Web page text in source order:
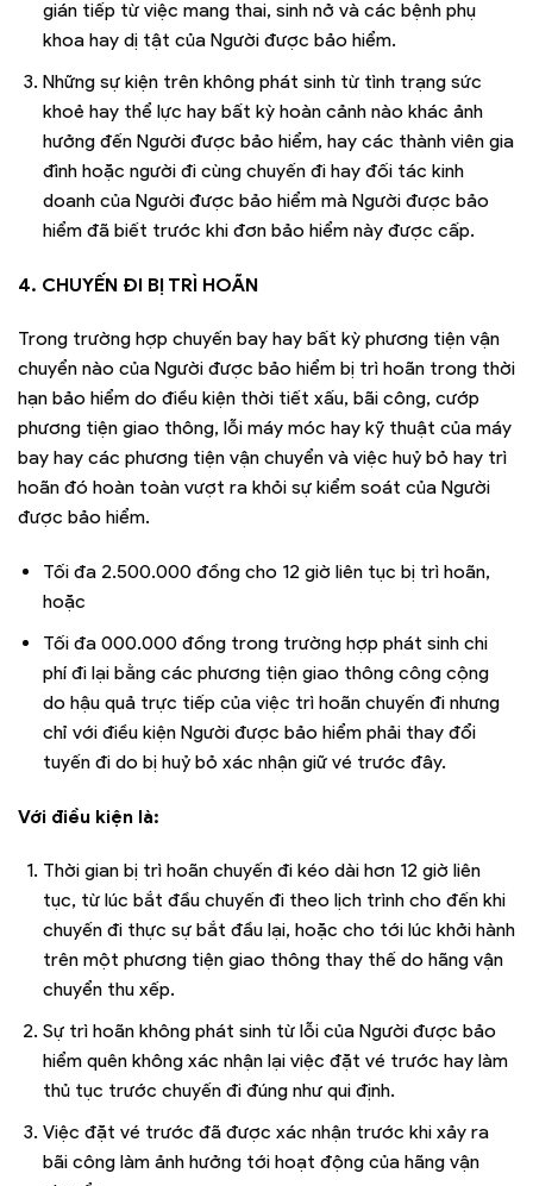
gián tiếp từ việc mang thai, sinh nở và các bệnh phụ
khoa hay dị tật của Người được bảo hiểm.
Những sự kiện trên không phát sinh từ tình trạng sức
khoẻ hay thể lực hay bất kỳ hoàn cảnh nào khác ảnh
hưởng đến Người được bảo hiểm, hay các thành viên gia
đình hoặc người đi cùng chuyến đi hay đối tác kinh
doanh của Người được bảo hiểm mà Người được bảo
hiểm đã biết trước khi đơn bảo hiểm này được cấp.
4. CHUYẾN ĐI BỊ TRÌ HOÃN
Trong trường hợp chuyến bay hay bất kỳ phương tiện vận
chuyển nào của Người được bảo hiểm bị trì hoãn trong thời
hạn bảo hiểm do điều kiện thời tiết xấu, bãi công, cướp
phương tiện giao thông, lỗi máy móc hay kỹ thuật của máy
bay hay các phương tiện vận chuyển và việc huỷ bỏ hay trì
hoãn đó hoàn toàn vượt ra khỏi sự kiểm soát của Người
được bảo hiểm.
Tối đa 2.500.000 đồng cho 12 giờ liên tục bị trì hoãn,
hoặc
Tối đa 000.000 đồng trong trường hợp phát sinh chi
phí đi lại bằng các phương tiện giao thông công cộng
do hậu quả trực tiếp của việc trì hoãn chuyến đi nhưng
chỉ với điều kiện Người được bảo hiểm phải thay đổi
tuyến đi do bị huỷ bỏ xác nhận giữ vé trước đây.
Với điều kiện là:
Thời gian bị trì hoãn chuyến đi kéo dài hơn 12 giờ liên
tục, từ lúc bắt đầu chuyến đi theo lịch trình cho đến khi
chuyến đi thực sự bắt đầu lại, hoặc cho tới lúc khởi hành
trên một phương tiện giao thông thay thế do hãng vận
chuyển thu xếp.
Sự trì hoãn không phát sinh từ lỗi của Người được bảo
hiểm quên không xác nhận lại việc đặt vé trước hay làm
thủ tục trước chuyến đi đúng như qui định.
Việc đặt vé trước đã được xác nhận trước khi xảy ra
bãi công làm ảnh hưởng tới hoạt động của hãng vận